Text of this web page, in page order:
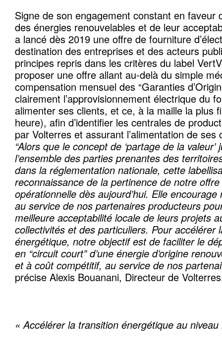
Signe de son engagement constant en faveur
des énergies renouvelables et de leur
a lancé dès 2019 une offre de fourniture
destination des entreprises et des acteurs
principes repris dans les critères du label
proposer une offre allant au-delà du simple
compensation mensuel des “Garanties
clairement l’approvisionnement électrique du
alimenter ses clients, et ce, à la maille la plus
heure), afin d’identifier les centrales de
par Volterres et assurant l’alimentation de
“Alors que le concept de ‘partage de la
l’ensemble des parties prenantes des
dans la réglementation nationale, cette
reconnaissance de la pertinence de notre
opérationnelle dès aujourd’hui. Elle
au service de nos partenaires producteurs
meilleure acceptabilité locale de leurs projets
collectivités et des particuliers. Pour accélérer
énergétique, notre objectif est de faciliter le
en “circuit court” d’une énergie d’origine
et à coût compétitif, au service de nos
précise Alexis Bouanani, Directeur de
« Accélérer la transition énergétique au niveau